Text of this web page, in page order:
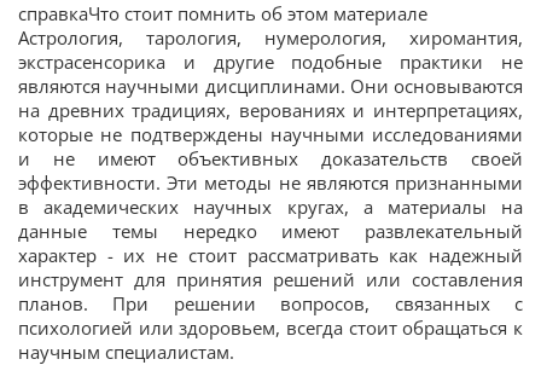
справкаЧто стоит помнить об этом материале
Астрология, тарология, нумерология, хиромантия,
экстрасенсорика и другие подобные практики не
являются научными дисциплинами. Они основываются
на древних традициях, верованиях и интерпретациях,
которые не подтверждены научными исследованиями
и не имеют объективных доказательств своей
эффективности. Эти методы не являются признанными
в академических научных кругах, а материалы на
данные темы нередко имеют развлекательный
характер - их не стоит рассматривать как надежный
инструмент для принятия решений или составления
планов. При решении вопросов, связанных с
психологией или здоровьем, всегда стоит обращаться к
научным специалистам.